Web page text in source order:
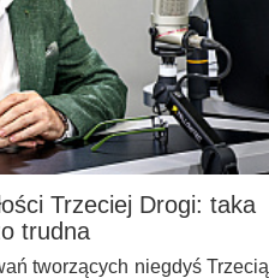
Trzeciej Drogi: taka
trudna
tworzących niegdyś Trzecią